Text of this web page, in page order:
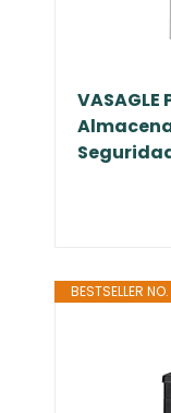
BESTSELLER